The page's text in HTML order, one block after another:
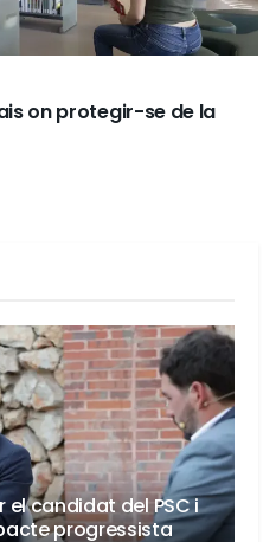
on protegir-se de la
el candidat del PSC i
progressista